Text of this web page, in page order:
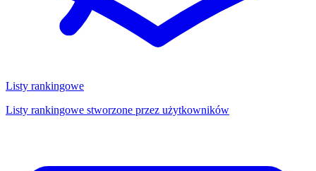
Listy rankingowe
Listy rankingowe stworzone przez użytkowników